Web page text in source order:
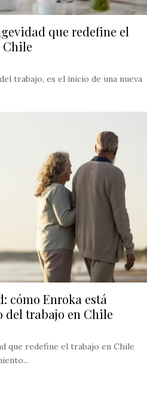
que redefine el
Chile
trabajo, es el inicio de una nueva
cómo Enroka está
trabajo en Chile
que redefine el trabajo en Chile